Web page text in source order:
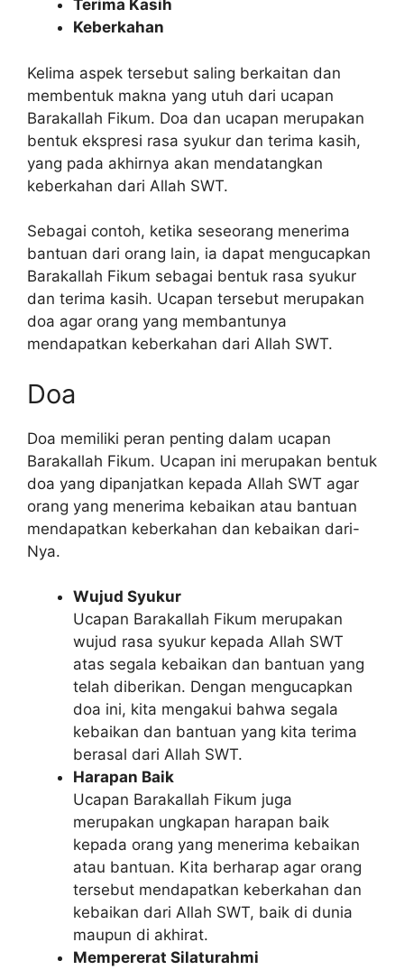
Terima Kasih
Keberkahan
Kelima aspek tersebut saling berkaitan dan
membentuk makna yang utuh dari ucapan
Barakallah Fikum. Doa dan ucapan merupakan
bentuk ekspresi rasa syukur dan terima kasih,
yang pada akhirnya akan mendatangkan
keberkahan dari Allah SWT.
Sebagai contoh, ketika seseorang menerima
bantuan dari orang lain, ia dapat mengucapkan
Barakallah Fikum sebagai bentuk rasa syukur
dan terima kasih. Ucapan tersebut merupakan
doa agar orang yang membantunya
mendapatkan keberkahan dari Allah SWT.
Doa
Doa memiliki peran penting dalam ucapan
Barakallah Fikum. Ucapan ini merupakan bentuk
doa yang dipanjatkan kepada Allah SWT agar
orang yang menerima kebaikan atau bantuan
mendapatkan keberkahan dan kebaikan dari-
Nya.
Wujud Syukur
Ucapan Barakallah Fikum merupakan
wujud rasa syukur kepada Allah SWT
atas segala kebaikan dan bantuan yang
telah diberikan. Dengan mengucapkan
doa ini, kita mengakui bahwa segala
kebaikan dan bantuan yang kita terima
berasal dari Allah SWT.
Harapan Baik
Ucapan Barakallah Fikum juga
merupakan ungkapan harapan baik
kepada orang yang menerima kebaikan
atau bantuan. Kita berharap agar orang
tersebut mendapatkan keberkahan dan
kebaikan dari Allah SWT, baik di dunia
maupun di akhirat.
Mempererat Silaturahmi